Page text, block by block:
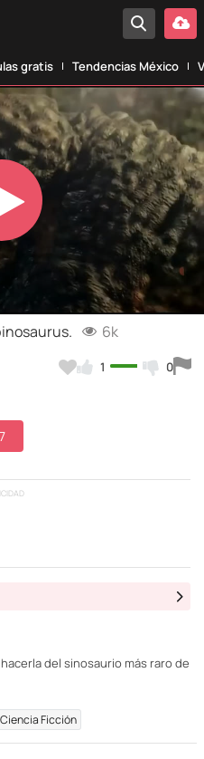
gratis Tendencias México
Play
Video
6k
1 0
7
del sinosaurio más raro de
Ficción